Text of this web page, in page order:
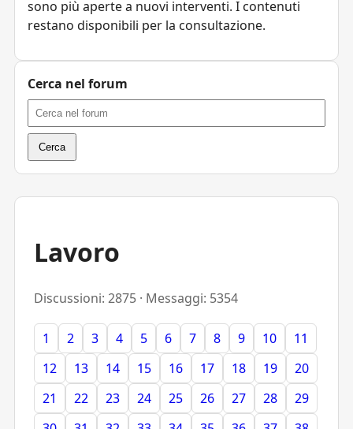
Lavoro
Discussioni: 2875 · Messaggi: 5354
1 2 3 4 5 6 7 8 9 10
11
12
13 14 15 16 17 18 19
20
21
22 23 24 25 26 27 28
29
sono più aperte a nuovi interventi. I contenuti
restano disponibili per la consultazione.
Cerca nel forum
Cerca